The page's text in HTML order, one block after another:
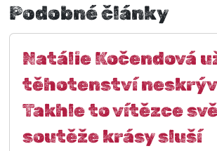
Podobné články
Natálie Kočendová
těhotenství
Takhle to vítězce
soutěže krásy sluší